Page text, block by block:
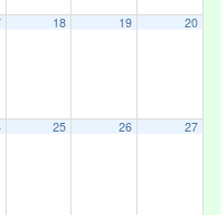
18 19 20
25 26 27